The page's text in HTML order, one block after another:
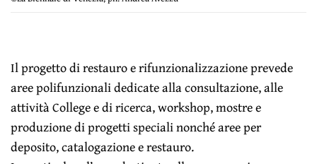
Il progetto di restauro e rifunzionalizzazione prevede
aree polifunzionali dedicate alla consultazione, alle
attività College e di ricerca, workshop, mostre e
produzione di progetti speciali nonché aree per
deposito, catalogazione e restauro.